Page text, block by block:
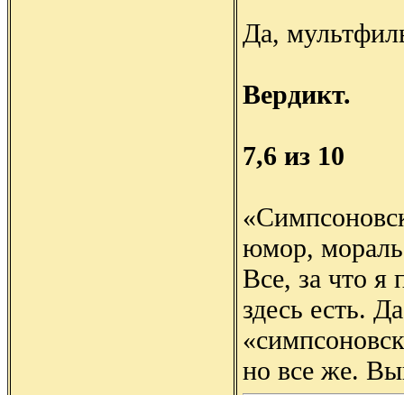
Да,
Вердикт.
7,6 из 10
юмор, мораль
Все, за что я
здесь есть.
но все же.